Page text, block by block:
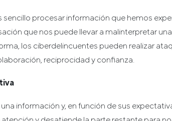
sencillo procesar información que hemos
que nos puede llevar a malinterpretar
los ciberdelincuentes pueden realizar
reciprocidad y confianza.
información y, en función de sus